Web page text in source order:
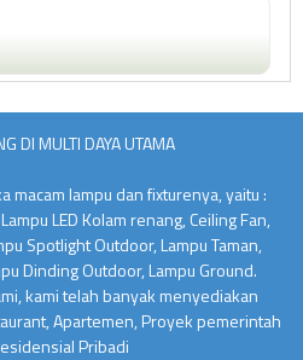
DI MULTI DAYA UTAMA
macam lampu dan fixturenya, yaitu :
LED Kolam renang, Ceiling Fan,
Spotlight Outdoor, Lampu Taman,
Dinding Outdoor, Lampu Ground.
kami telah banyak menyediakan
Apartemen, Proyek pemerintah
Pribadi